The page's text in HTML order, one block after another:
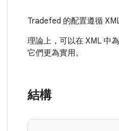
Tradefed 的配置遵循
理論上，可以在 XML 中
它們更為實用。
結構